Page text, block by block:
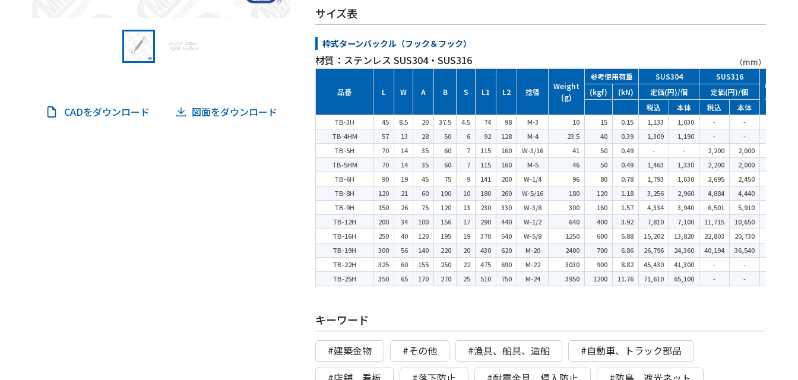
CADをダウンロード 図面をダウンロード
サイズ表
枠式ターンバックル（フック＆フック）
材質：ステンレス SUS304・SUS316 （mm）
品番 L W A B S L1 L2 捻径
Weight
(g)
参考使用荷重 SUS304
SUS316
梱包
単位
(kgf) (kN) 定価(円)/個
定価(円)/個
税込
本体 税込 本体
TB-3H 45 8.5 20 37.5 4.5 74 98 M-3 10 15 0.15 1,133 1,030 - -
TB-4HM
57 13 28 50 6 92 128 M-4 23.5 40 0.39 1,309 1,190 - -
TB-5H
70 14 35 60 7 115 160 W-3/16 41 50 0.49 - - 2,200 2,000
TB-5HM
70 14 35 60 7 115 160 M-5 46 50 0.49 1,463 1,330 2,200 2,000
TB-6H
90 19 45 75 9 141 200 W-1/4 96 80 0.78 1,793 1,630 2,695 2,450
TB-8H
120 21 60 100 10 180 260 W-5/16 180 120 1.18 3,256 2,960 4,884 4,440
TB-9H
150 26 75 120 13 230 330 W-3/8 300 160 1.57 4,334 3,940 6,501 5,910
TB-12H
200 34 100 156 17 290 440 W-1/2 640 400 3.92 7,810 7,100 11,715 10,650
TB-16H
250 40 120 195 19 370 540 W-5/8 1250 600 5.88 15,202 13,820 22,803 20,730
TB-19H
300 56 140 220 20 430 620 M-20 2400 700 6.86 26,796 24,360 40,194 36,540
TB-22H
325 60 155 250 22 475 690 M-22 3030 900 8.82 45,430 41,300 - -
TB-25H
350 65 170 270 25 510 750 M-24 3950 1200 11.76 71,610 65,100 - -
キーワード
#建築金物 #その他 #漁具、船具、造船
#自動車、トラック部品